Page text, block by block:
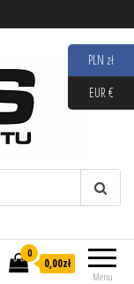
Menu
0
0,00zł
PLN zł
EUR €